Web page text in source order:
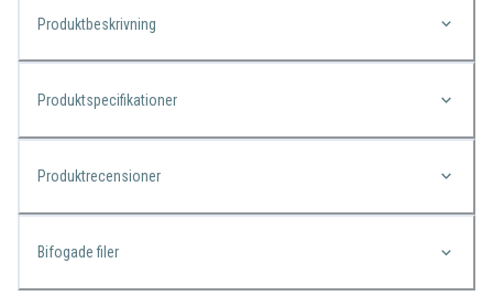
Produktbeskrivning
Produktspecifikationer
Produktrecensioner
Bifogade filer